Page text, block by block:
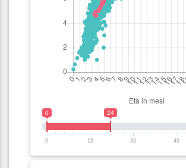
0 24
0 16 33 49